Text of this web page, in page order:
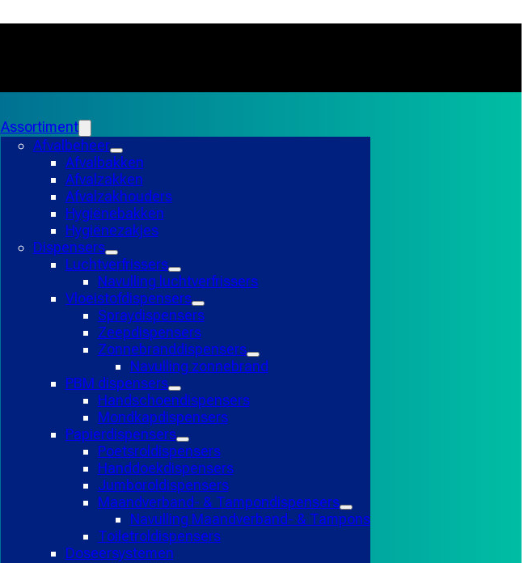
Assortiment
Afvalbeheer
Afvalbakken
Afvalzakken
Afvalzakhouders
Hygiënebakken
Hygiënezakjes
Dispensers
Luchtverfrissers
Navulling luchtverfrissers
Vloeistofdispensers
Spraydispensers
Zeepdispensers
Zonnebranddispensers
Navulling zonnebrand
PBM dispensers
Handschoendispensers
Mondkapdispensers
Papierdispensers
Poetsroldispensers
Handdoekdispensers
Jumboroldispensers
Maandverband- & Tampondispensers
Navulling Maandverband- & Tampons
Toiletroldispensers
Doseersystemen